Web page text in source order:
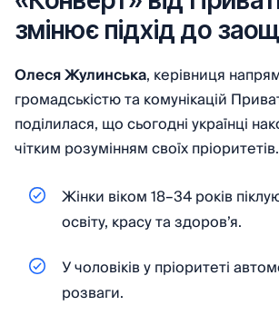
змінює підхід до
Олеся Жулинська, керівниця
громадськістю та комунікацій
поділилася, що сьогодні українці
чітким розумінням своїх пріоритетів.
Жінки віком 18–34 років
освіту, красу та здоров’я.
У чоловіків у пріоритеті
розваги.